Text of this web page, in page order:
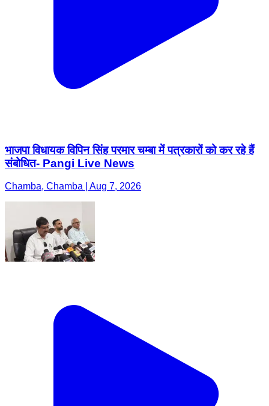
भाजपा विधायक विपिन सिंह परमार चम्बा में पत्रकारों को कर रहे हैं
संबोधित- Pangi Live News
Chamba, Chamba | Aug 7, 2026